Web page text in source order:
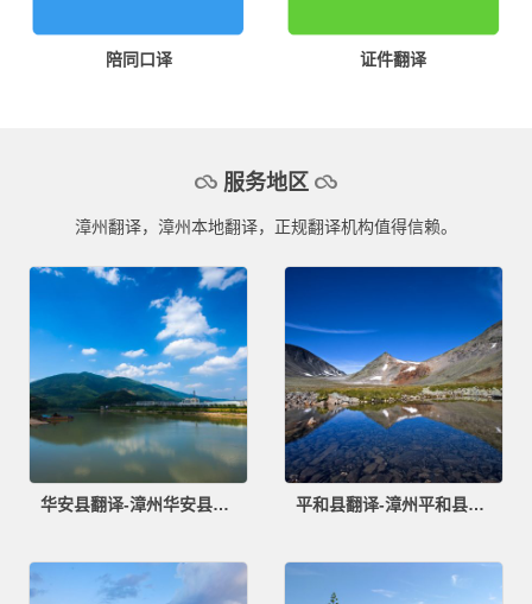
陪同口译 证件翻译
服务地区
漳州翻译，漳州本地翻译，正规翻译机构值得信赖。
华安县翻译-漳州华安县翻译公司 平和县翻译-漳州平和县翻译公司